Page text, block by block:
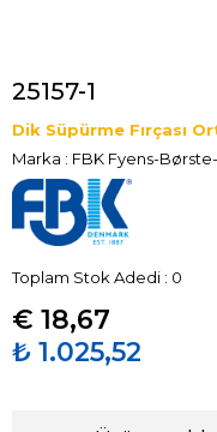
25157-1
Dik Süpürme Fırçası
Marka : FBK Fyens-
Toplam Stok Adedi : 0
€ 18,67
₺ 1.025,52